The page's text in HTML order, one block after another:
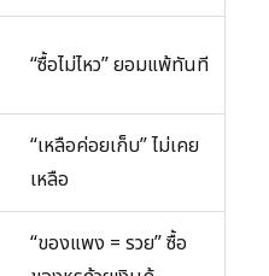
“ซื้อไม่ไหว” ยอมแพ้ทันที
“เหลือค่อยเก็บ” ไม่เคย
เหลือ
“ของแพง = รวย” ซื้อ